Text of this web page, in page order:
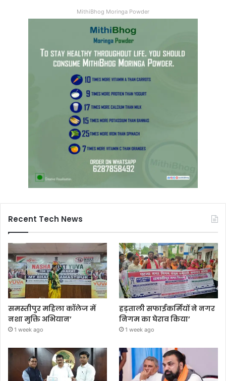
MithiBhog Moringa Powder
Recent Tech News
समस्तीपुर महिला कॉलेज में
नशा मुक्ति अभियान’
1 week ago
हड़ताली सफाईकर्मियों ने नगर
निगम का घेराव किया’
1 week ago